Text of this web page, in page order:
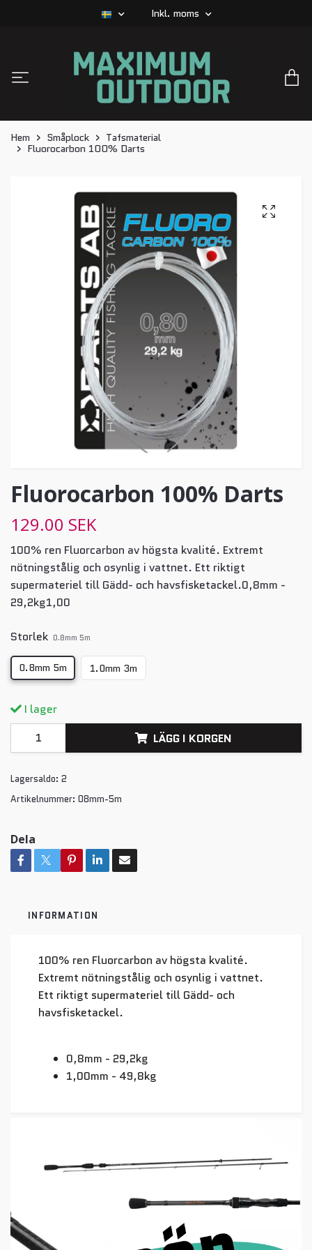
Inkl. moms
Hem Småplock
Tafsmaterial
Fluorocarbon 100% Darts
Fluorocarbon 100% Darts
129.00 SEK
100% ren Fluorcarbon av högsta kvalité. Extremt
nötningstålig och osynlig i vattnet. Ett riktigt
supermateriel till Gädd- och havsfisketackel.0,8mm -
29,2kg1,00
Storlek 0.8mm 5m
0.8mm 5m 1.0mm 3m
I lager
LÄGG I KORGEN
Lagersaldo: 2
Artikelnummer: 08mm-5m
Dela
INFORMATION
100% ren Fluorcarbon av högsta kvalité.
Extremt nötningstålig och osynlig i vattnet.
Ett riktigt supermateriel till Gädd- och
havsfisketackel.
0,8mm - 29,2kg
1,00mm - 49,8kg